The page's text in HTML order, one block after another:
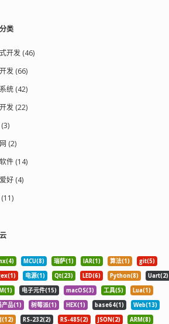
类
开发 (46)
发 (66)
统 (42)
发 (22)
(2)
件 (14)
好 (4)
MCU(8) 瑞萨(1) IAR(1) 算法(1)
git(5)
电源(1) Qt(23) LED(6) Python(8)
Uart(2)
电子元件(15) macOS(3) 工具(5)
Lua(1)
产品(1)
树莓派(1) HEX(1) base64(1)
Web(13)
(12)
RS-232(2) RS-485(2) JSON(2)
ARM(8)